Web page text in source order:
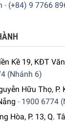
không sử dụng
EN 167.W với
máy pha cà
- (+84) 9 7766
Kề 19, KĐT
(Nhánh 6)
Hữu Thọ, P.
- 1900 6774
Hòa, P. 13, Q.